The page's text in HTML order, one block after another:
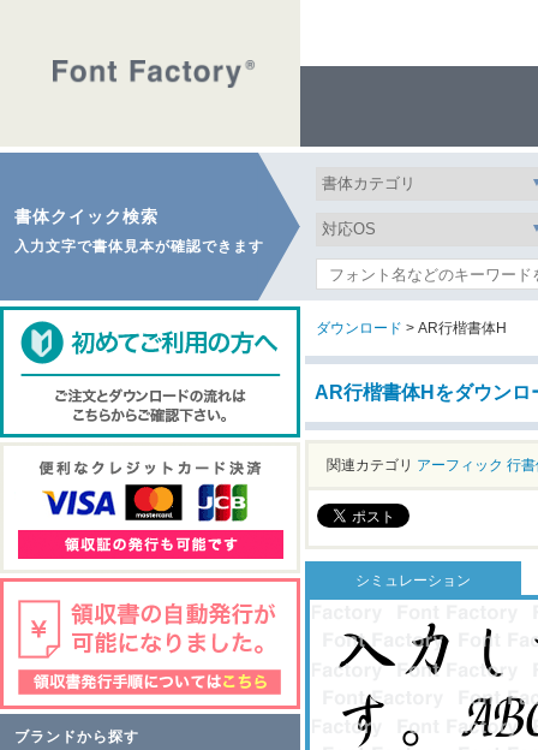
書体クイック検索
入力文字で書体見本が確認できます
ブランドから探す
ダウンロード > AR行楷書体H
AR行楷書体Hをダウンロ
関連カテゴリ アーフィック 行
シミュレーション